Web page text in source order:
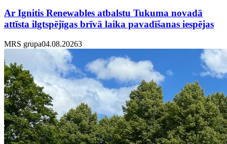
Ar Ignitis Renewables atbalstu Tukuma novadā
attīsta ilgtspējīgas brīvā laika pavadīšanas iespējas
MRS grupa04.08.20263